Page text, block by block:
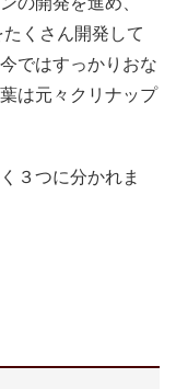
くさん開発して
ではすっかりおな
は元々クリナップ
３つに分かれま